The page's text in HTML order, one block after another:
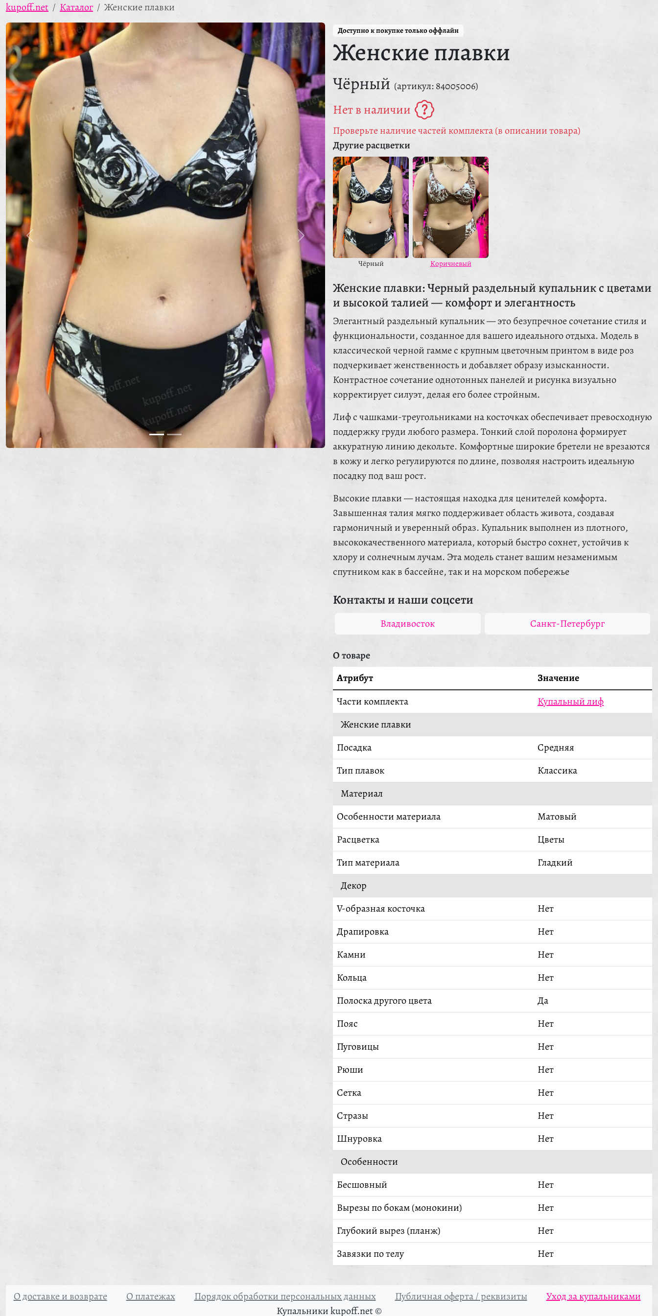
kupoff.net Каталог Женские плавки
Доступно к покупке только оффлайн
Женские плавки
Чёрный (артикул: 84005006)
Нет в наличии
Проверьте наличие частей комплекта (в описании товара)
Другие расцветки
Чёрный Коричневый
Женские плавки: Черный раздельный купальник с цветами
и высокой талией — комфорт и элегантность
Элегантный раздельный купальник — это безупречное сочетание стиля и
функциональности, созданное для вашего идеального отдыха. Модель в
классической черной гамме с крупным цветочным принтом в виде роз
подчеркивает женственность и добавляет образу изысканности.
Контрастное сочетание однотонных панелей и рисунка визуально
корректирует силуэт, делая его более стройным.
Лиф с чашками-треугольниками на косточках обеспечивает превосходную
поддержку груди любого размера. Тонкий слой поролона формирует
аккуратную линию декольте. Комфортные широкие бретели не врезаются
в кожу и легко регулируются по длине, позволяя настроить идеальную
посадку под ваш рост.
Высокие плавки — настоящая находка для ценителей комфорта.
Завышенная талия мягко поддерживает область живота, создавая
гармоничный и уверенный образ. Купальник выполнен из плотного,
высококачественного материала, который быстро сохнет, устойчив к
хлору и солнечным лучам. Эта модель станет вашим незаменимым
спутником как в бассейне, так и на морском побережье
Контакты и наши соцсети
Владивосток Санкт-Петербург
О товаре
Атрибут
Значение
Части комплекта
Купальный лиф
Женские плавки
Посадка
Средняя
Тип плавок
Классика
Материал
Особенности материала
Матовый
Расцветка
Цветы
Тип материала
Гладкий
Декор
V-образная косточка
Нет
Драпировка
Нет
Камни
Нет
Кольца
Нет
Полоска другого цвета
Да
Пояс
Нет
Пуговицы
Нет
Рюши
Нет
Сетка
Нет
Стразы
Нет
Шнуровка
Нет
Особенности
Бесшовный
Нет
Вырезы по бокам (монокини)
Нет
Глубокий вырез (планж)
Нет
Завязки по телу
Нет
О доставке и возврате О платежах Порядок обработки персональных данных Публичная оферта / реквизиты
Уход за купальниками
Купальники kupoff.net ©